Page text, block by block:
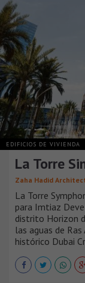
EDIFICIOS DE VIVIENDA
La Torre
Zaha Hadid
La Torre
para Imtiaz
distrito Horizon
las aguas de
histórico Dubai